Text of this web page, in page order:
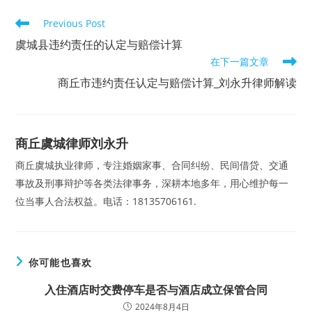
Read
more
articles
Previous Post
虞城县违约责任的认定与赔偿计算
在下一篇文章
商丘市违约责任认定与赔偿计算_刘永升律师解读
商丘虞城律师刘永升
商丘虞城执业律师，专注婚姻家事、合同纠纷、民间借贷、交通
事故及刑事辩护等各类法律事务，深耕本地多年，用心维护每一
位当事人合法权益。电话：18135706161.
你可能也喜欢
入住酒店时交费停车是否与酒店成立保管合同
2024年8月4日